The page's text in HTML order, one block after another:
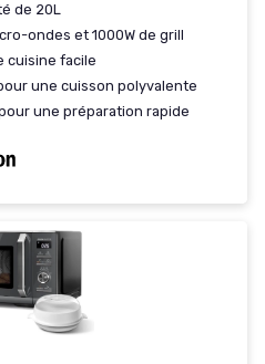
de 20L
ondes et 1000W de grill
cuisine facile
une cuisson polyvalente
une préparation rapide